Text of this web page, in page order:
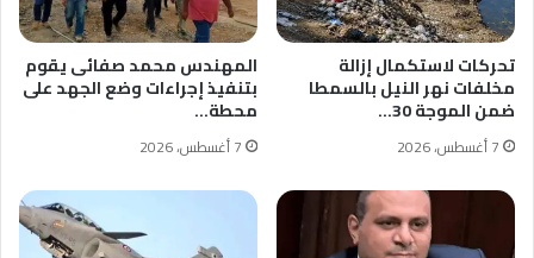
تحركات لاستكمال إزالة
مخلفات نهر النيل بالسمطا
ضمن الموجة 30…
7 أغسطس، 2026
المهندس محمد صفائى يقوم
بتنفيذ إجراءات وضع الجهد على
محطة…
7 أغسطس، 2026